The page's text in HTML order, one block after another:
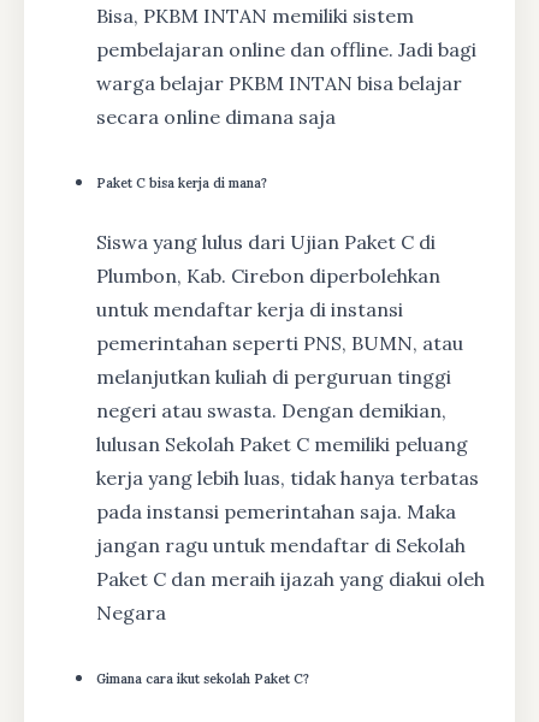
Bisa, PKBM INTAN memiliki sistem
pembelajaran online dan offline. Jadi bagi
warga belajar PKBM INTAN bisa belajar
secara online dimana saja
Paket C bisa kerja di mana?
Siswa yang lulus dari Ujian Paket C di
Plumbon, Kab. Cirebon diperbolehkan
untuk mendaftar kerja di instansi
pemerintahan seperti PNS, BUMN, atau
melanjutkan kuliah di perguruan tinggi
negeri atau swasta. Dengan demikian,
lulusan Sekolah Paket C memiliki peluang
kerja yang lebih luas, tidak hanya terbatas
pada instansi pemerintahan saja. Maka
jangan ragu untuk mendaftar di Sekolah
Paket C dan meraih ijazah yang diakui oleh
Negara
Gimana cara ikut sekolah Paket C?